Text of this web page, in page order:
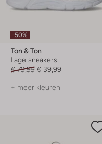
-50%
Ton & Ton
Lage sneakers
€ 79,99 € 39,99
+ meer kleuren